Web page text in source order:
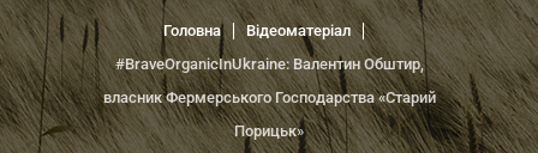
Головна
Відеоматеріал
#BraveOrganicInUkraine: Валентин Обштир,
власник Фермерського Господарства «Старий
Порицьк»